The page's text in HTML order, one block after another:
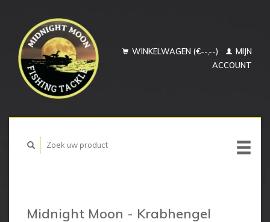
WINKELWAGEN (€--,--)
MIJN
ACCOUNT
Midnight Moon - Krabhengel